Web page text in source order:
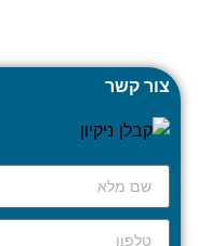
צור קשר